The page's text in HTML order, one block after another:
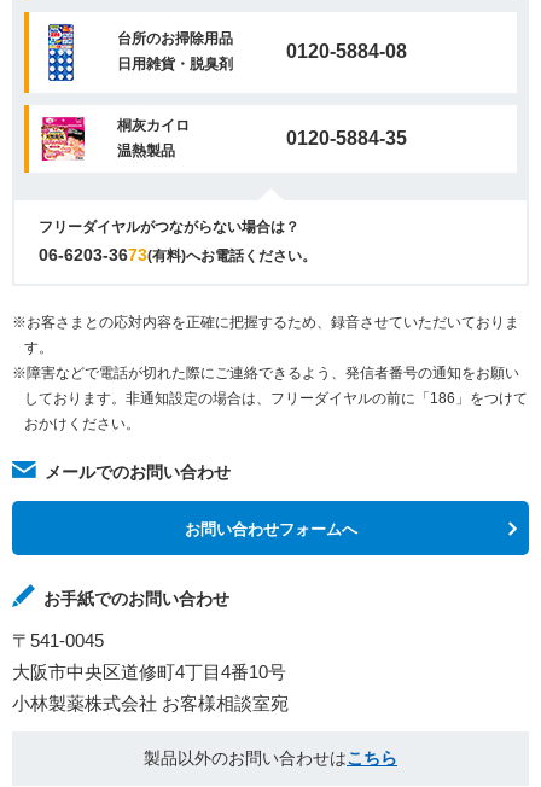
台所のお掃除用品
日用雑貨・脱臭剤
0120-5884-08
桐灰カイロ
温熱製品
0120-5884-35
フリーダイヤルがつながらない場合は？
06-6203-3673(有料)へお電話ください。
※お客さまとの応対内容を正確に把握するため、録音させていただいておりま
す。
※障害などで電話が切れた際にご連絡できるよう、発信者番号の通知をお願い
しております。非通知設定の場合は、フリーダイヤルの前に「186」をつけて
おかけください。
メールでのお問い合わせ
お問い合わせフォームへ
お手紙でのお問い合わせ
〒541-0045
大阪市中央区道修町4丁目4番10号
小林製薬株式会社 お客様相談室宛
製品以外のお問い合わせはこちら